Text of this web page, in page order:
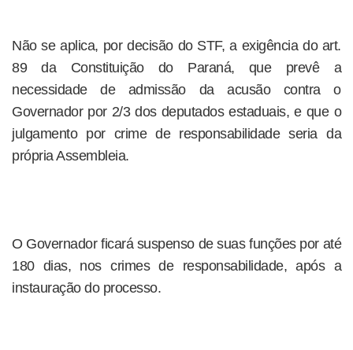
Não se aplica, por decisão do STF, a exigência do art.
89 da Constituição do Paraná, que prevê a
necessidade de admissão da acusão contra o
Governador por 2/3 dos deputados estaduais, e que o
julgamento por crime de responsabilidade seria da
própria Assembleia.
O Governador ficará suspenso de suas funções por até
180 dias, nos crimes de responsabilidade, após a
instauração do processo.